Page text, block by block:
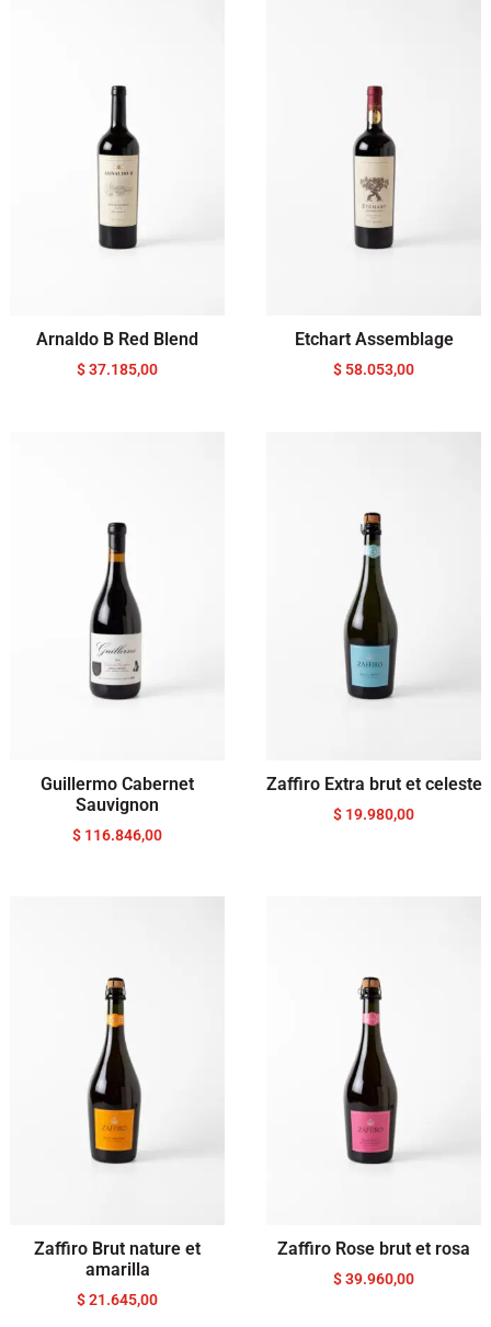
Arnaldo B Red Blend
$37.185,00
Etchart Assemblage
$ 58.053,00
Guillermo Cabernet
Sauvignon
$ 116.846,00
Zaffiro Extra brut et celeste
$ 19.980,00
Zaffiro Brut nature et
amarilla
$21.645,00
Zaffiro Rose brut et rosa
$39.960,00